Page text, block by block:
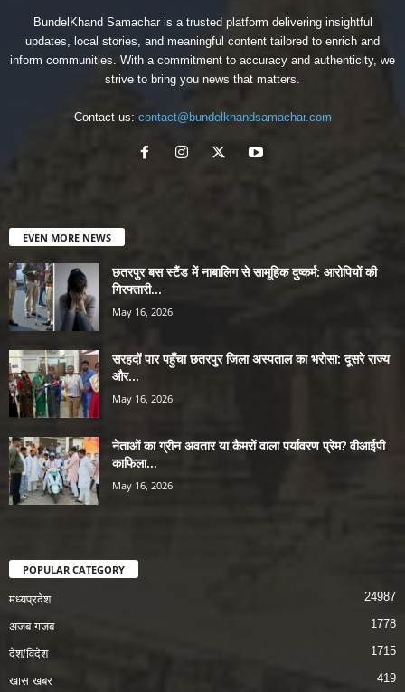
BundelKhand Samachar is a trusted platform delivering insightful
updates, local stories, and meaningful content tailored to enrich and
inform communities. With a commitment to accuracy and authenticity, we
strive to bring you news that matters.
Contact us: contact@bundelkhandsamachar.com
EVEN MORE NEWS
छतरपुर बस स्टैंड में नाबालिग से सामूहिक दुष्कर्म: आरोपियों की
गिरफ्तारी...
May 16, 2026
सरहदों पार पहुँचा छतरपुर जिला अस्पताल का भरोसा: दूसरे राज्य
और...
May 16, 2026
नेताओं का ग्रीन अवतार या कैमरों वाला पर्यावरण प्रेम? वीआईपी
काफिला...
May 16, 2026
POPULAR CATEGORY
मध्यप्रदेश 24987
अजब गजब 1778
देश/विदेश 1715
खास खबर 419